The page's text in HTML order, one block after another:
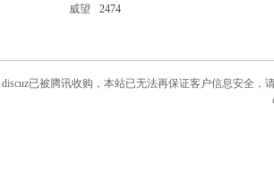
威望
2474
discuz已被腾讯收购，本站已无法再保证客户信息安全，